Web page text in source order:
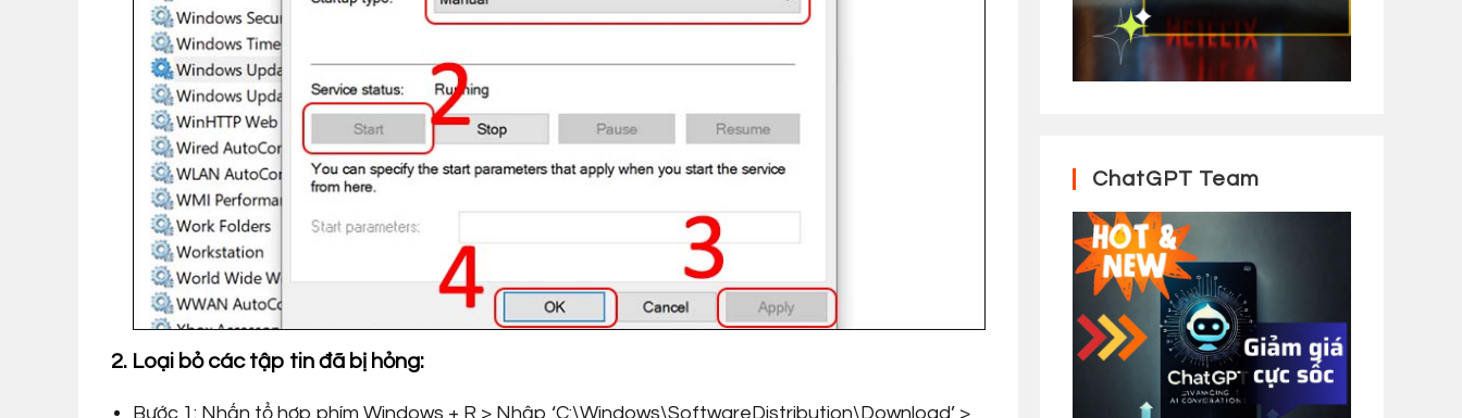
2. Loại bỏ các tập tin đã bị hỏng:
Bước 1: Nhấn tổ hợp phím Windows + R > Nhập ‘C:\Windows\SoftwareDistribution\Download’ >
ChatGPT Team